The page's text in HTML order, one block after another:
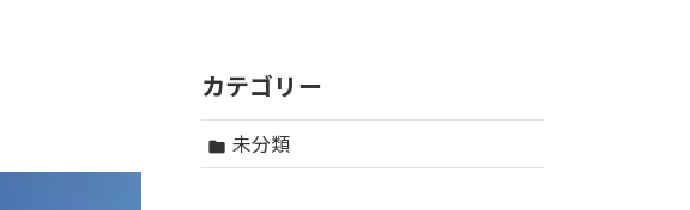
カテゴリー
folder 未分類